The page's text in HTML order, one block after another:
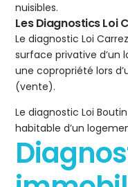
nuisibles.
Les Diagnostics Loi
Le diagnostic Loi
surface privative d’un
une copropriété lors
(vente).
Le diagnostic Loi
habitable d’un